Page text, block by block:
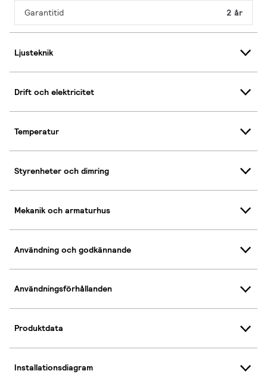
Garantitid 2 år
Ljusteknik
Drift och elektricitet
Temperatur
Styrenheter och dimring
Mekanik och armaturhus
Användning och godkännande
Användningsförhållanden
Produktdata
Installationsdiagram